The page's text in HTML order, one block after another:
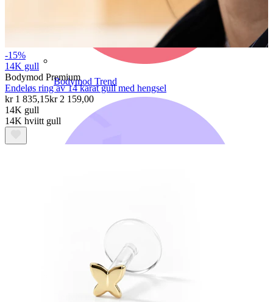
Bodymod Trend
Bodymod Moments
-15%
14K gull
Bodymod Premium
Endeløs ring av 14 karat gull med hengsel
kr 1 835,15kr 2 159,00
14K gull
14K hviitt gull